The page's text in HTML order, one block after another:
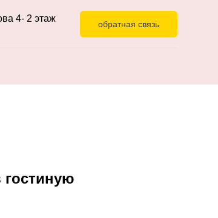
4- 2 этаж
обратная связь